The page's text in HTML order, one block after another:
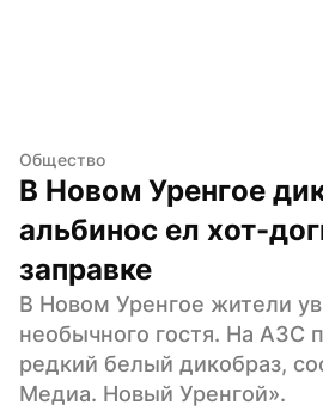
Общество
В Новом Уренгое
альбинос ел хот-
заправке
В Новом Уренгое жители
необычного гостя. На АЗС
редкий белый дикобраз,
Медиа. Новый Уренгой».